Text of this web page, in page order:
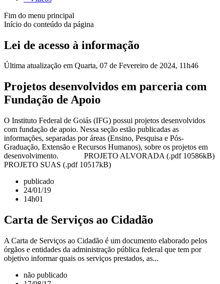
Fim do menu principal
Início do conteúdo da página
Lei de acesso à informação
Última atualização em Quarta, 07 de Fevereiro de 2024, 11h46
Projetos desenvolvidos em parceria com
Fundação de Apoio
O Instituto Federal de Goiás (IFG) possui projetos desenvolvidos
com fundação de apoio. Nessa seção estão publicadas as
informações, separadas por áreas (Ensino, Pesquisa e Pós-
Graduação, Extensão e Recursos Humanos), sobre os projetos em
desenvolvimento. PROJETO ALVORADA (.pdf 10586kB)
PROJETO SUAS (.pdf 10517kB)
publicado
24/01/19
14h01
Carta de Serviços ao Cidadão
A Carta de Serviços ao Cidadão é um documento elaborado pelos
órgãos e entidades da administração pública federal que tem por
objetivo informar quais os serviços prestados, as...
não publicado